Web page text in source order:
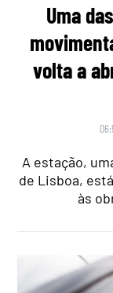
Uma
volta a
A estação,
de Lisboa,
às